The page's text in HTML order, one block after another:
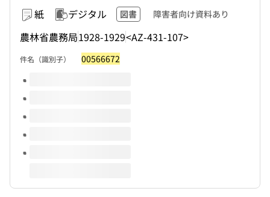
紙 デジタル 図書 障害者向け資料あり
農林省農務局1928-1929<AZ-431-107>
件名（識別子） 00566672
このタイトルの巻号